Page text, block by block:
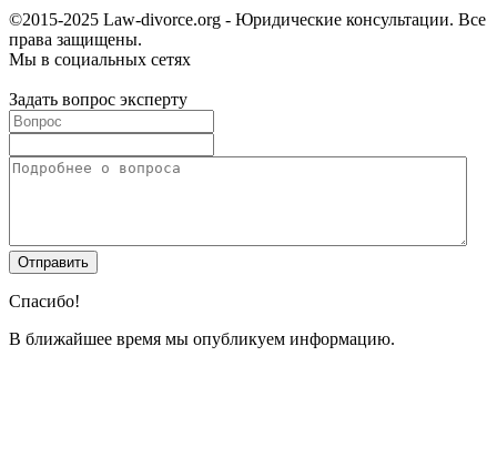
©2015-2025 Law-divorce.org - Юридические консультации. Все
права защищены.
Мы в социальных сетях
Задать вопрос эксперту
Спасибо!
В ближайшее время мы опубликуем информацию.